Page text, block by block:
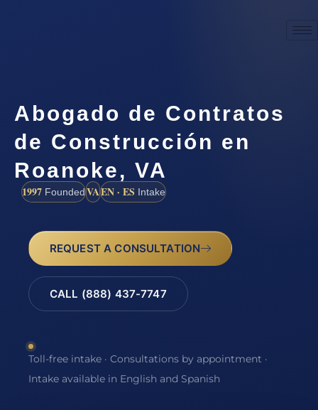
Abogado de Contratos
de Construcción en
Roanoke, VA
1997 FoundedVAEN · ES Intake
REQUEST A CONSULTATION
CALL (888) 437-7747
Toll-free intake · Consultations by appointment ·
Intake available in English and Spanish